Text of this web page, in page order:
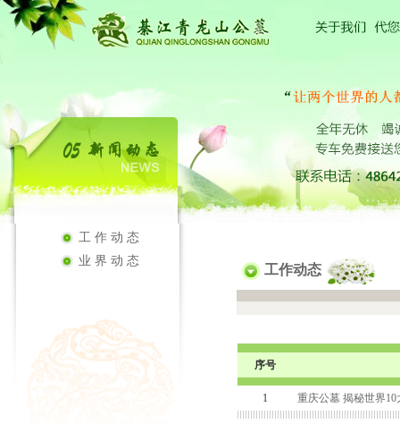
工作动态
业界动态
工作动态
序号
1 重庆公墓 揭秘世界10